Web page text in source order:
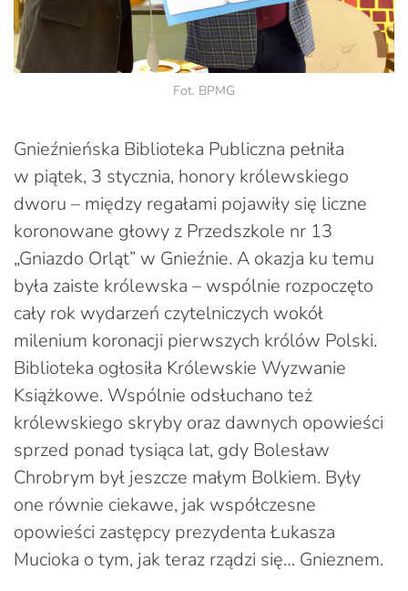
Fot. BPMG
Gnieźnieńska Biblioteka Publiczna pełniła
w piątek, 3 stycznia, honory królewskiego
dworu – między regałami pojawiły się liczne
koronowane głowy z Przedszkole nr 13
„Gniazdo Orląt” w Gnieźnie. A okazja ku temu
była zaiste królewska – wspólnie rozpoczęto
cały rok wydarzeń czytelniczych wokół
milenium koronacji pierwszych królów Polski.
Biblioteka ogłosiła Królewskie Wyzwanie
Książkowe. Wspólnie odsłuchano też
królewskiego skryby oraz dawnych opowieści
sprzed ponad tysiąca lat, gdy Bolesław
Chrobrym był jeszcze małym Bolkiem. Były
one równie ciekawe, jak współczesne
opowieści zastępcy prezydenta Łukasza
Mucioka o tym, jak teraz rządzi się… Gnieznem.